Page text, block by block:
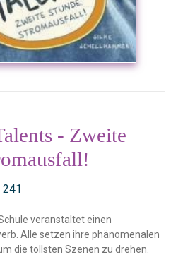
- Zweite
241
veranstaltet einen
Alle setzen ihre phänomenalen
die tollsten Szenen zu drehen.